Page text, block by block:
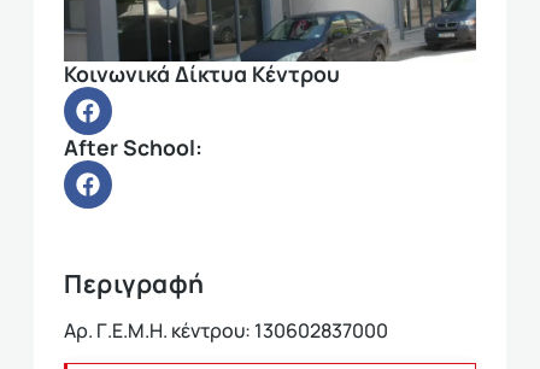
Κοινωνικά Δίκτυα Κέντρου
After School:
Περιγραφή
Αρ. Γ.Ε.Μ.Η. κέντρου: 130602837000